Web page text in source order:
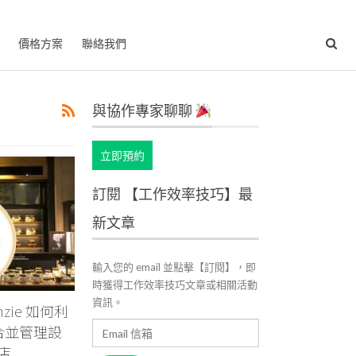
價格方案 聯絡我們
如何利
管理設
與協作專家聊聊
立即預約
訂閱 【工作效率技巧】最
新文章
輸入您的 email 並點擊【訂閱】，即
時獲得工作效率技巧文章或相關活動
資訊。
信